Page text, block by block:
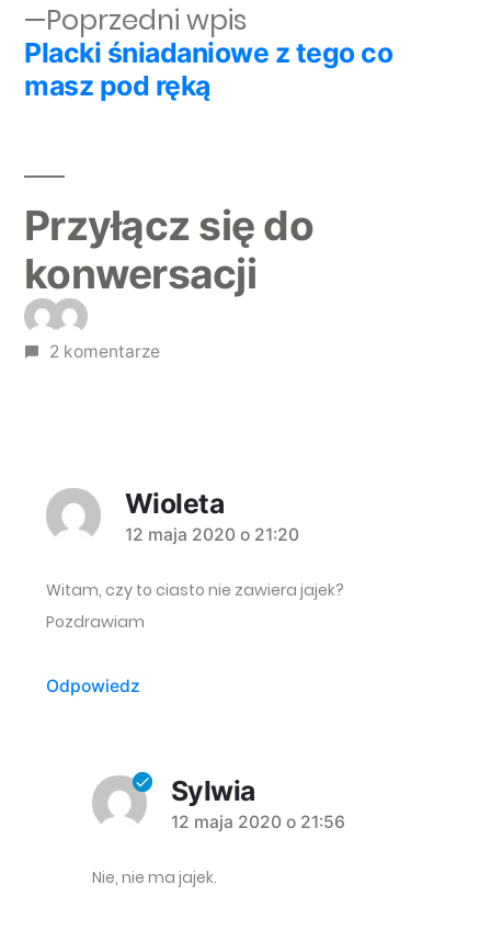
Poprzedni wpis
Placki śniadaniowe z tego co
masz pod ręką
Przyłącz się do
konwersacji
2 komentarze
Wioleta
komentarz:
12 maja 2020 o 21:20
Witam, czy to ciasto nie zawiera jajek?
Pozdrawiam
Odpowiedz
Sylwia
komentarz:
12 maja 2020 o 21:56
Nie, nie ma jajek.